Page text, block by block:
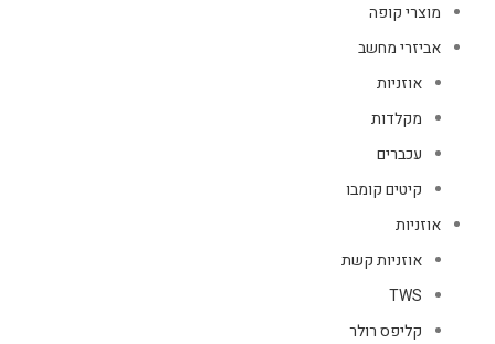
מוצרי קופה
אביזרי מחשב
אוזניות
מקלדות
עכברים
קיטים קומבו
אוזניות
אוזניות קשת
TWS
קליפס רולר